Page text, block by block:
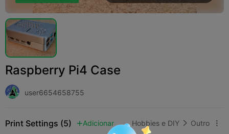
Raspberry Pi4 Case
user6654658755
Print Settings (5)  Adicionar Hobbies e DIY  Outro 